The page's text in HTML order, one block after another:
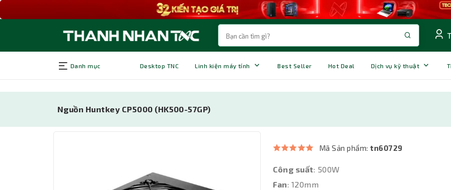
Danh mục Desktop TNC Linh kiện máy tính Best Seller Hot Deal Dịch vụ kỹ thuật
Nguồn Huntkey CP5000 (HK500-57GP)
Mã Sản phẩm:tn60729
Công suất: 500W
Fan: 120mm